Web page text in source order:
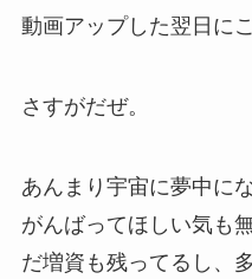
動画アップした翌日に
さすがだぜ。
あんまり宇宙に夢中に
がんばってほしい気も
だ増資も残ってるし、